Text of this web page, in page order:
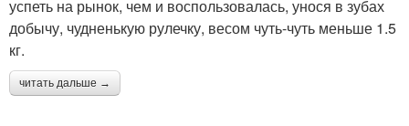
успеть на рынок, чем и воспользовалась, унося в зубах
добычу, чудненькую рулечку, весом чуть-чуть меньше 1.5
кг.
читать дальше →